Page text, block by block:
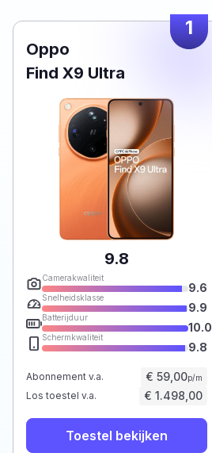
1
Oppo
Find X9 Ultra
9.8
Camerakwaliteit
9.6
Snelheidsklasse
9.9
Batterijduur
10.0
Schermkwaliteit
9.8
Abonnement v.a. € 59,00p/m
Los toestel v.a. € 1.498,00
Toestel bekijken